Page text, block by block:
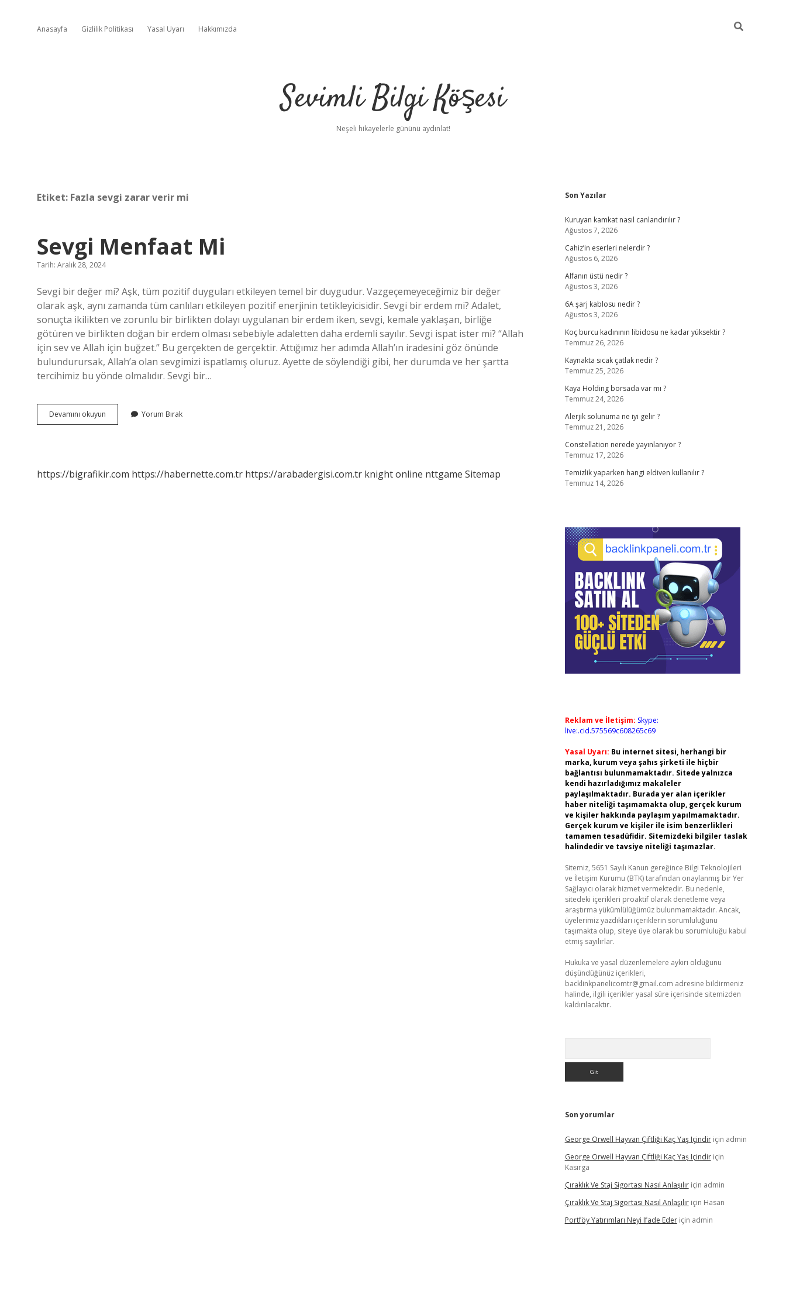
Anasayfa Gizlilik Politikası Yasal Uyarı Hakkımızda
Sevimli Bilgi Köşesi
Neşeli hikayelerle gününü aydınlat!
Etiket: Fazla sevgi zarar verir mi
Sevgi Menfaat Mi
Tarih: Aralık 28, 2024
Sevgi bir değer mi? Aşk, tüm pozitif duyguları etkileyen temel bir duygudur. Vazgeçemeyeceğimiz bir değer
olarak aşk, aynı zamanda tüm canlıları etkileyen pozitif enerjinin tetikleyicisidir. Sevgi bir erdem mi? Adalet,
sonuçta ikilikten ve zorunlu bir birlikten dolayı uygulanan bir erdem iken, sevgi, kemale yaklaşan, birliğe
götüren ve birlikten doğan bir erdem olması sebebiyle adaletten daha erdemli sayılır. Sevgi ispat ister mi? “Allah
için sev ve Allah için buğzet.” Bu gerçekten de gerçektir. Attığımız her adımda Allah’ın iradesini göz önünde
bulundurursak, Allah’a olan sevgimizi ispatlamış oluruz. Ayette de söylendiği gibi, her durumda ve her şartta
tercihimiz bu yönde olmalıdır. Sevgi bir…
Devamını okuyun
Menfaat
Yorum Bırak
https://bigrafikir.com https://habernette.com.tr https://arabadergisi.com.tr knight online nttgame Sitemap
Sidebar
Son Yazılar
Kuruyan kamkat nasıl canlandırılır ?
Ağustos 7, 2026
Cahiz’in eserleri nelerdir ?
Ağustos 6, 2026
Alfanın üstü nedir ?
Ağustos 3, 2026
6A şarj kablosu nedir ?
Ağustos 3, 2026
Koç burcu kadınının libidosu ne kadar yüksektir ?
Temmuz 26, 2026
Kaynakta sıcak çatlak nedir ?
Temmuz 25, 2026
Kaya Holding borsada var mı ?
Temmuz 24, 2026
Alerjik solunuma ne iyi gelir ?
Temmuz 21, 2026
Constellation nerede yayınlanıyor ?
Temmuz 17, 2026
Temizlik yaparken hangi eldiven kullanılır ?
Temmuz 14, 2026
Reklam ve İletişim: Skype:
live:.cid.575569c608265c69
Yasal Uyarı: Bu internet sitesi, herhangi bir
marka, kurum veya şahıs şirketi ile hiçbir
bağlantısı bulunmamaktadır. Sitede yalnızca
kendi hazırladığımız makaleler
paylaşılmaktadır. Burada yer alan içerikler
haber niteliği taşımamakta olup, gerçek kurum
ve kişiler hakkında paylaşım yapılmamaktadır.
Gerçek kurum ve kişiler ile isim benzerlikleri
tamamen tesadüfidir. Sitemizdeki bilgiler taslak
halindedir ve tavsiye niteliği taşımazlar.
Sitemiz, 5651 Sayılı Kanun gereğince Bilgi Teknolojileri
ve İletişim Kurumu (BTK) tarafından onaylanmış bir Yer
Sağlayıcı olarak hizmet vermektedir. Bu nedenle,
sitedeki içerikleri proaktif olarak denetleme veya
araştırma yükümlülüğümüz bulunmamaktadır. Ancak,
üyelerimiz yazdıkları içeriklerin sorumluluğunu
taşımakta olup, siteye üye olarak bu sorumluluğu kabul
etmiş sayılırlar.
Hukuka ve yasal düzenlemelere aykırı olduğunu
düşündüğünüz içerikleri,
backlinkpanelicomtr@gmail.com adresine bildirmeniz
halinde, ilgili içerikler yasal süre içerisinde sitemizden
kaldırılacaktır.
Son yorumlar
George Orwell Hayvan Çiftliği Kaç Yaş Içindiriçin admin
George Orwell Hayvan Çiftliği Kaç Yaş Içindiriçin
Kasırga
Çıraklık Ve Staj Sigortası Nasıl Anlaşılıriçin admin
Çıraklık Ve Staj Sigortası Nasıl Anlaşılıriçin Hasan
Portföy Yatırımları Neyi Ifade Ederiçin admin
ilbet mobil giriş